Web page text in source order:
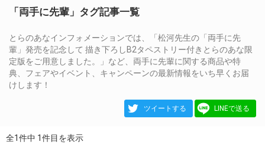
「両手に先輩」タグ記事一覧
とらのあなインフォメーションでは、「松河先生の「両手に先
輩」発売を記念して 描き下ろしB2タペストリー付きとらのあな限
定版をご用意しました。」など、両手に先輩に関する商品や特
典、フェアやイベント、キャンペーンの最新情報をいち早くお届
けします！
ツイートする LINEで送る
全1件中 1件目を表示